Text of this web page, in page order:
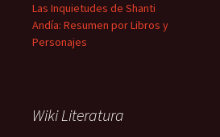
Las Inquietudes de Shanti
Andía: Resumen por Libros y
Personajes
Wiki Literatura